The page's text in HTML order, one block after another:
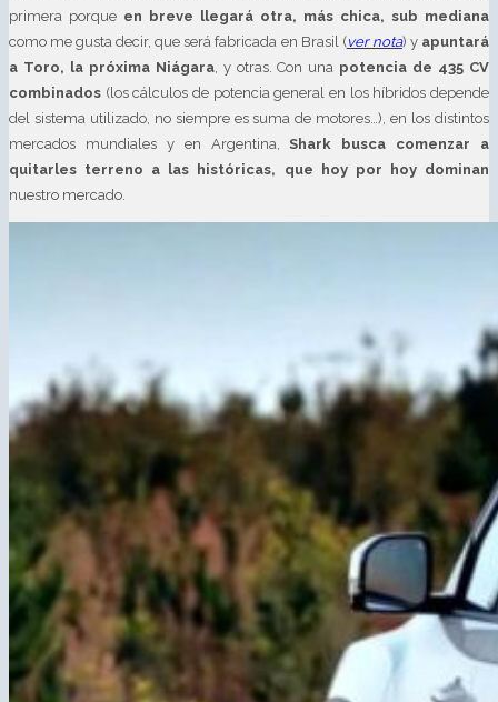
primera porque en breve llegará otra, más chica, sub mediana
como me gusta decir, que será fabricada en Brasil (ver nota) y apuntará
a Toro, la próxima Niágara, y otras. Con una potencia de 435 CV
combinados (los cálculos de potencia general en los híbridos depende
del sistema utilizado, no siempre es suma de motores…), en los distintos
mercados mundiales y en Argentina,Shark busca comenzar a
quitarles terreno a las históricas, que hoy por hoy dominan
nuestro mercado.